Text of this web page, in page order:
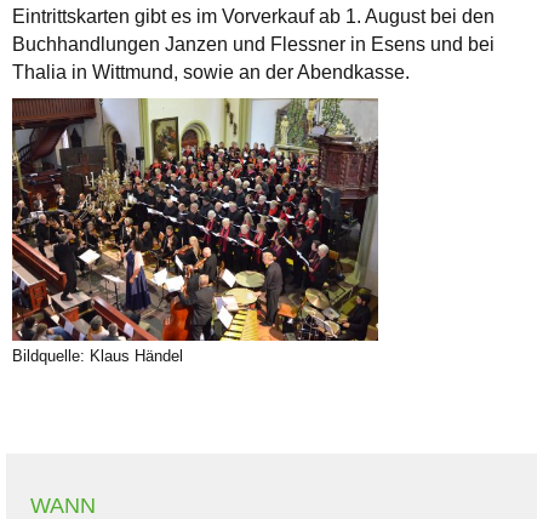
Eintrittskarten gibt es im Vorverkauf ab 1. August bei den
Buchhandlungen Janzen und Flessner in Esens und bei
Thalia in Wittmund, sowie an der Abendkasse.
Bildquelle: Klaus Händel
WANN